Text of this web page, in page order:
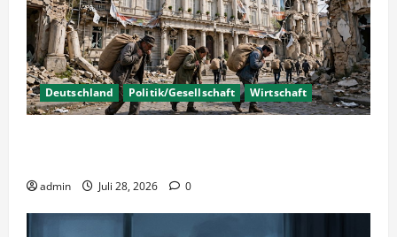
Deutschland Politik/Gesellschaft Wirtschaft
admin Juli 28, 2026 0